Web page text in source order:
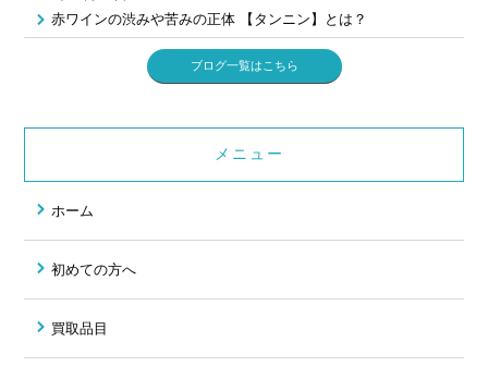
赤ワインの渋みや苦みの正体 【タンニン】とは？
ブログ一覧はこちら
メニュー
ホーム
初めての方へ
買取品目